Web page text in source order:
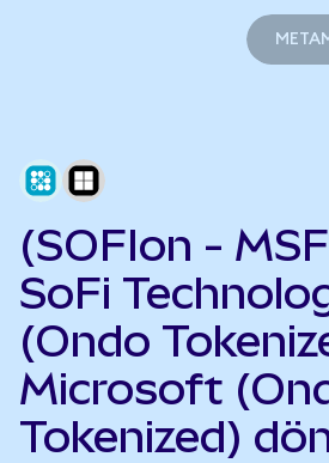
(SOFIon -
SoFi
(Ondo
Microsoft
Tokenized)